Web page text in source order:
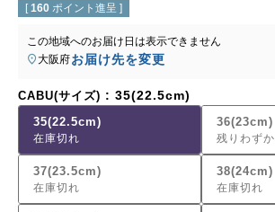
[ 160 ポイント進呈 ]
この地域へのお届け日は表示できません
大阪府お届け先を変更
CABU(サイズ) 35(22.5cm)
35(22.5cm)
在庫切れ
36(23cm)
残りわずか
37(23.5cm)
在庫切れ
38(24cm)
在庫切れ